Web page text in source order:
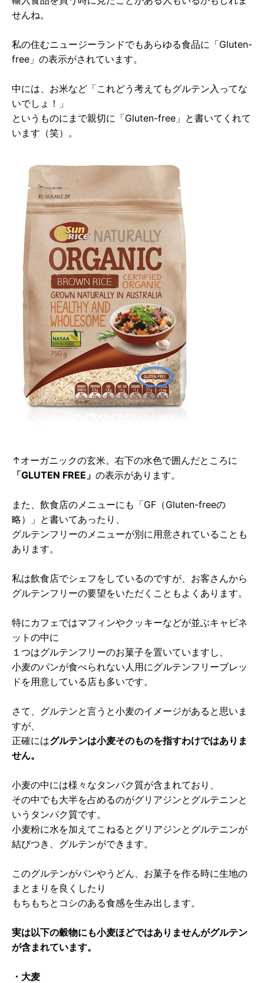
せんね。
私の住むニュージーランドでもあらゆる食品に「Gluten-
free」の表示がされています。
中には、お米など「これどう考えてもグルテン入ってな
いでしょ！」
というものにまで親切に「Gluten-free」と書いてくれて
います（笑）。
↑オーガニックの玄米。右下の水色で囲んだところに
「GLUTEN FREE」 の表示があります。
また、飲食店のメニューにも「GF（Gluten-freeの
略）」と書いてあったり、
グルテンフリーのメニューが別に用意されていることも
あります。
私は飲食店でシェフをしているのですが、お客さんから
グルテンフリーの要望をいただくこともよくあります。
特にカフェではマフィンやクッキーなどが並ぶキャビネ
ットの中に
１つはグルテンフリーのお菓子を置いていますし、
小麦のパンが食べられない人用にグルテンフリーブレッ
ドを用意している店も多いです。
さて、グルテンと言うと小麦のイメージがあると思いま
すが、
正確にはグルテンは小麦そのものを指すわけではありま
せん。
小麦の中には様々なタンパク質が含まれており、
その中でも大半を占めるのがグリアジンとグルテニンと
いうタンパク質です。
小麦粉に水を加えてこねるとグリアジンとグルテニンが
結びつき、グルテンができます。
このグルテンがパンやうどん、お菓子を作る時に生地の
まとまりを良くしたり
もちもちとコシのある食感を生み出します。
実は以下の穀物にも小麦ほどではありませんがグルテン
が含まれています。
・大麦